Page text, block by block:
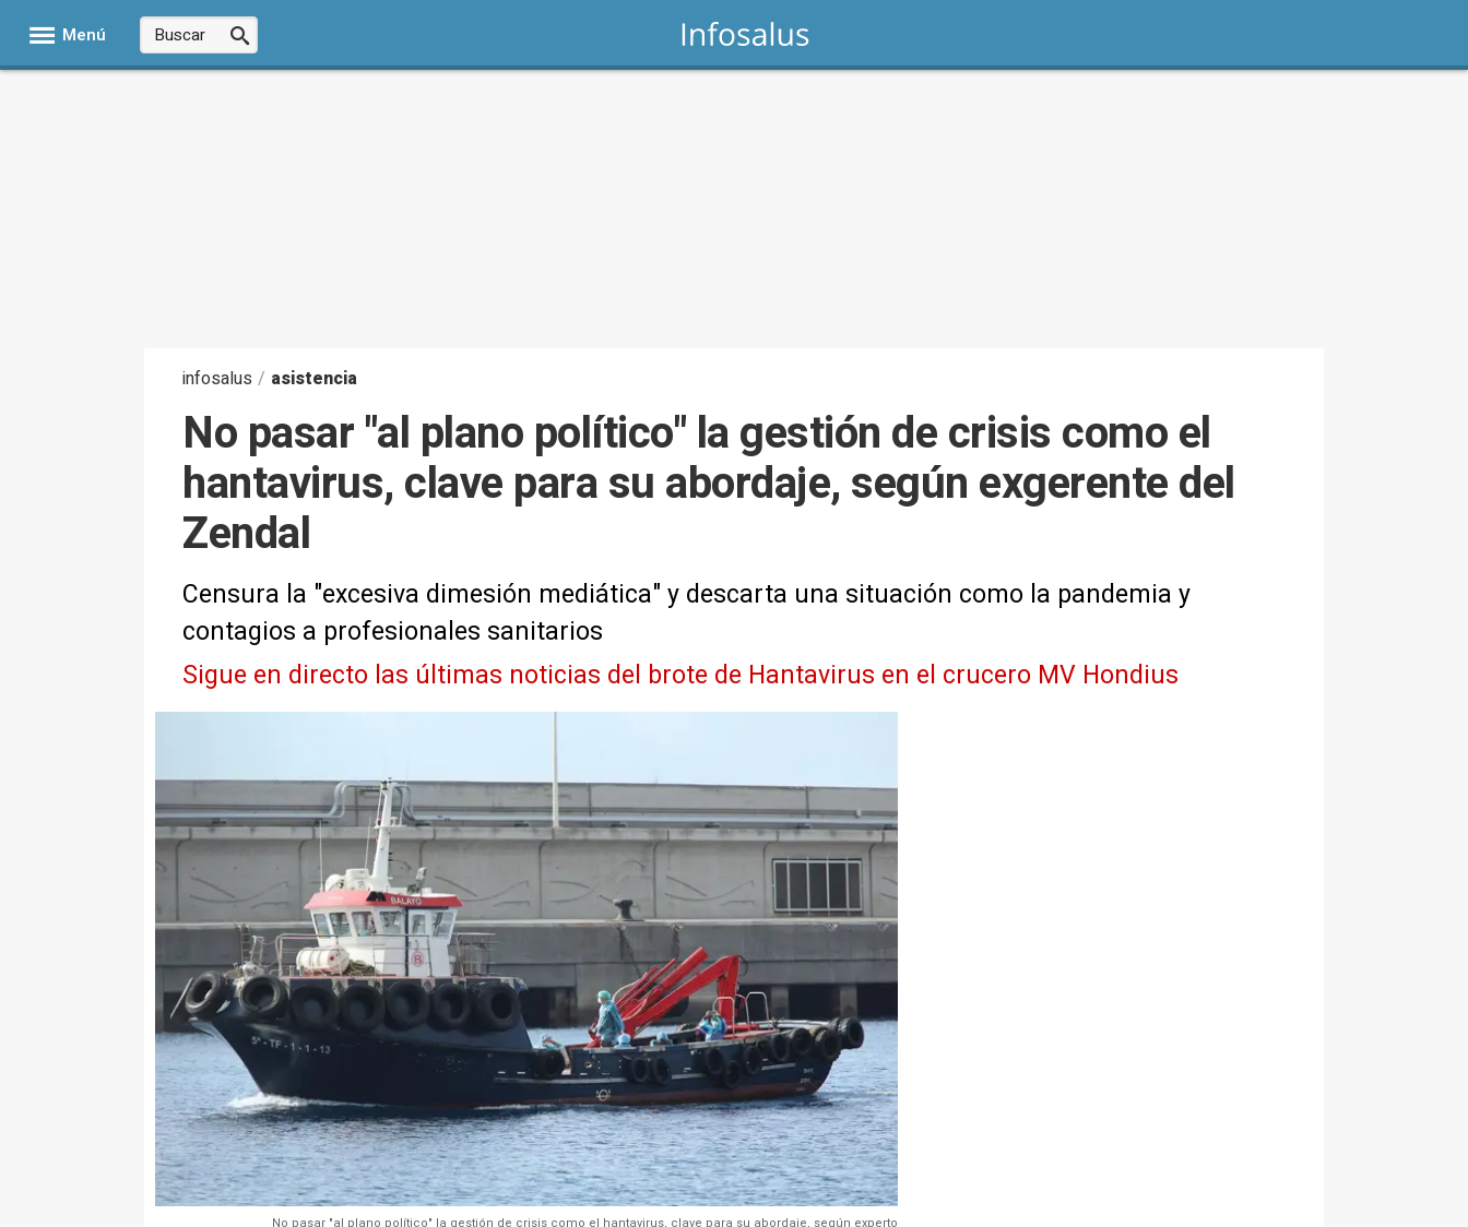
Menú
infosalus / asistencia
No pasar "al plano político" la gestión de crisis como el
hantavirus, clave para su abordaje, según exgerente del
Zendal
Censura la "excesiva dimesión mediática" y descarta una situación como la pandemia y
contagios a profesionales sanitarios
Sigue en directo las últimas noticias del brote de Hantavirus en el crucero MV Hondius